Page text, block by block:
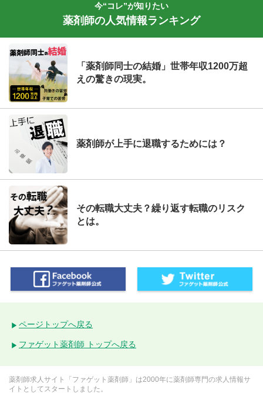
今“コレ”が知りたい
薬剤師の人気情報ランキング
「薬剤師同士の結婚」世帯年収1200万超
えの驚きの現実。
薬剤師が上手に退職するためには？
その転職大丈夫？繰り返す転職のリスク
とは。
ページトップへ戻る
ファゲット薬剤師 トップへ戻る
薬剤師求人サイト「ファゲット薬剤師」は2000年に薬剤師専門の求人情報サ
イトとしてスタートしました。